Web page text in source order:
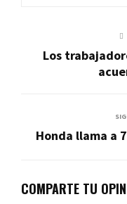
Los
Honda llama a
COMPARTE TU